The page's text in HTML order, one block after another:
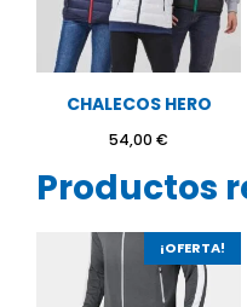
CHALECOS HERO
54,00 €
Productos
¡OFERTA!